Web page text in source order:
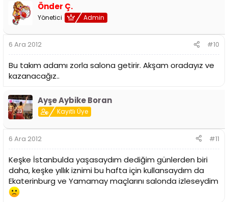
Önder Ç.
Yönetici Admin
6 Ara 2012 #10
Bu takım adamı zorla salona getirir. Akşam oradayız ve
kazanacağız..
Ayşe Aybike Boran
Kayıtlı Üye
6 Ara 2012 #11
Keşke İstanbulda yaşasaydım dediğim günlerden biri
daha, keşke yıllık iznimi bu hafta için kullansaydım da
Ekaterinburg ve Yamamay maçlarını salonda izleseydim